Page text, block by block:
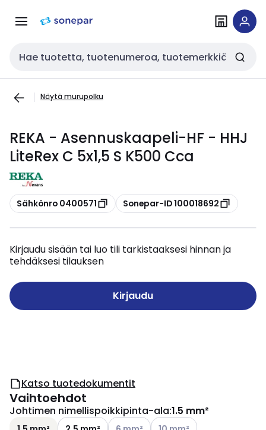
navigointiinsisältöön
Haku
Näytä murupolku
REKA - Asennuskaapeli-HF - HHJ
LiteRex C 5x1,5 S K500 Cca
Kopioi
Sähkönro 0400571 Kopioi
Sonepar-ID 100018692
Kirjaudu sisään tai luo tili tarkistaaksesi hinnan ja
tehdäksesi tilauksen
Kirjaudu
Katso tuotedokumentit
Vaihtoehdot
Johtimen nimellispoikkipinta-ala:1.5 mm²
Katso käytettävissä olevat
Katso käytettävissä olevat